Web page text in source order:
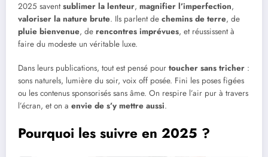
2025 saventsublimer la lenteur, magnifier l’imperfection,
valoriser la nature brute. Ils parlent de chemins de terre, de
pluie bienvenue, de rencontres imprévues, et réussissent à
faire du modeste un véritable luxe.
Dans leurs publications, tout est pensé pour toucher sans tricher :
sons naturels, lumière du soir, voix off posée. Fini les poses figées
ou les contenus sponsorisés sans âme. On respire l’air pur à travers
l’écran, et on a envie de s’y mettre aussi.
Pourquoi les suivre en 2025 ?